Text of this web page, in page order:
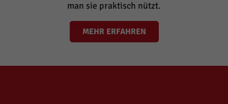
man sie praktisch nützt.
MEHR ERFAHREN